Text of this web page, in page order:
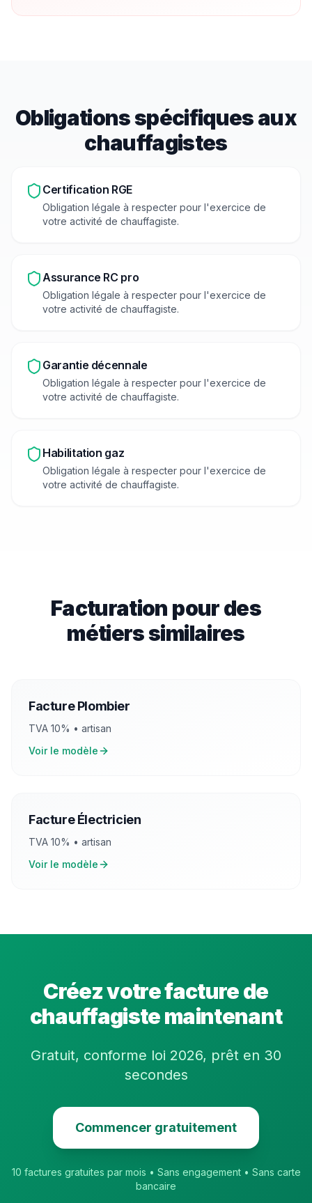
Obligations spécifiques aux
chauffagistes
Certification RGE
Obligation légale à respecter pour l'exercice de
votre activité de chauffagiste.
Assurance RC pro
Obligation légale à respecter pour l'exercice de
votre activité de chauffagiste.
Garantie décennale
Obligation légale à respecter pour l'exercice de
votre activité de chauffagiste.
Habilitation gaz
Obligation légale à respecter pour l'exercice de
votre activité de chauffagiste.
Facturation pour des
métiers similaires
FacturePlombier
TVA 10% • artisan
Voir le modèle
FactureÉlectricien
TVA 10% • artisan
Voir le modèle
Créez votre facture de
chauffagistemaintenant
Gratuit, conforme loi 2026, prêt en 30
secondes
Commencer gratuitement
10 factures gratuites par mois • Sans engagement • Sans carte
bancaire